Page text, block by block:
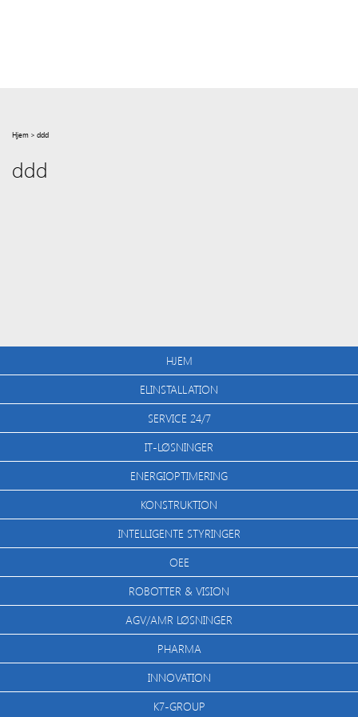
Hjem > ddd
ddd
HJEM
ELINSTALLATION
SERVICE 24/7
IT-LØSNINGER
ENERGIOPTIMERING
KONSTRUKTION
INTELLIGENTE STYRINGER
OEE
ROBOTTER & VISION
AGV/AMR LØSNINGER
PHARMA
INNOVATION
K7-GROUP